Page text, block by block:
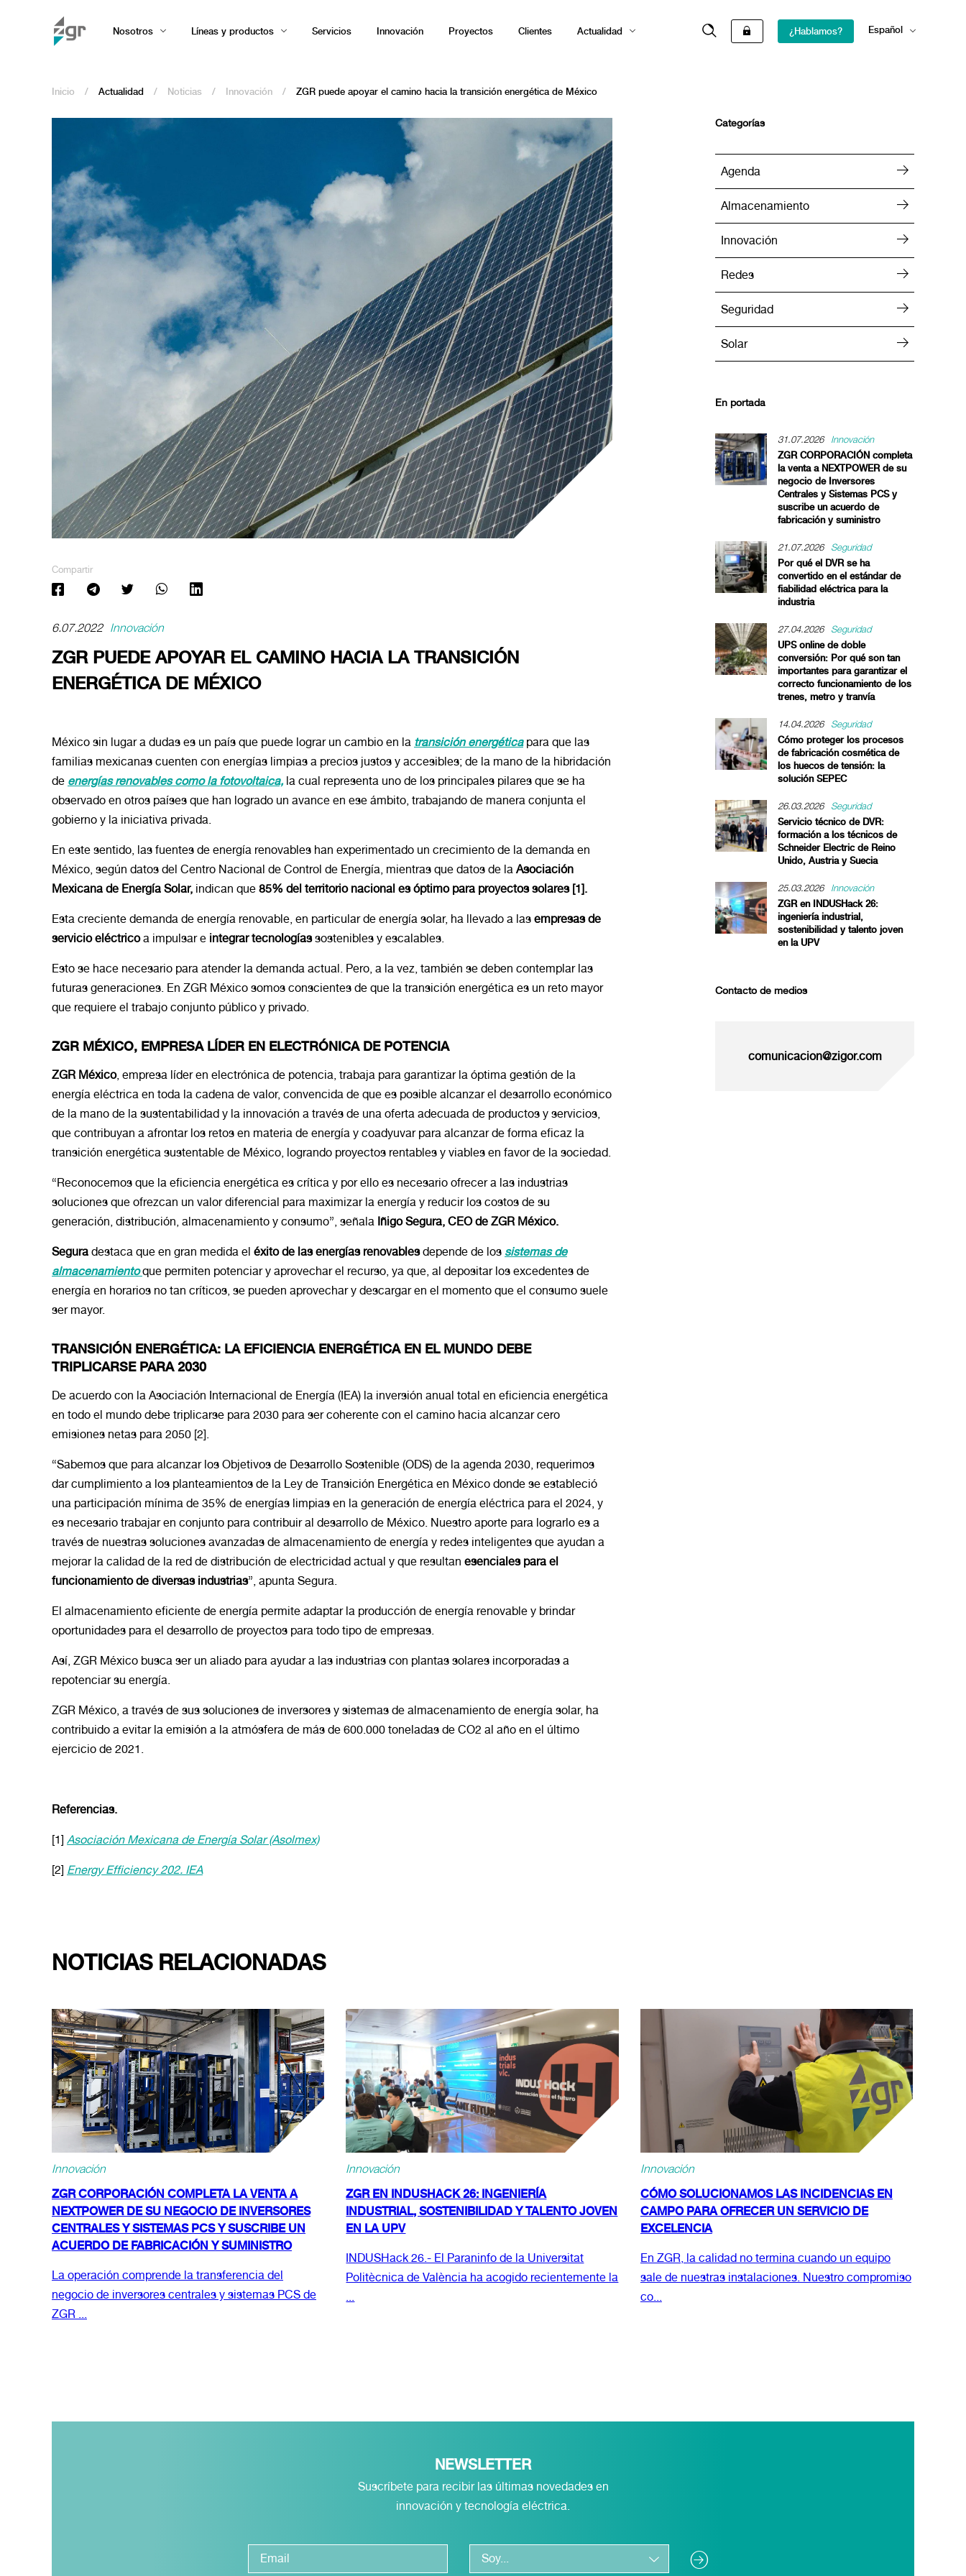
Nosotros Líneas y productos Servicios Innovación Proyectos Clientes Actualidad ¿Hablamos?
Español
Inicio / Actualidad / Noticias / Innovación / ZGR puede apoyar el camino hacia la transición energética de México
Compartir
6.07.2022 Innovación
ZGR PUEDE APOYAR EL CAMINO HACIA LA TRANSICIÓN
ENERGÉTICA DE MÉXICO
México sin lugar a dudas es un país que puede lograr un cambio en la transición energéticapara que las
familias mexicanas cuenten con energías limpias a precios justos y accesibles; de la mano de la hibridación
de energías renovables como la fotovoltaica,la cual representa uno de los principales pilares que se ha
observado en otros países que han logrado un avance en ese ámbito, trabajando de manera conjunta el
gobierno y la iniciativa privada.
En este sentido, las fuentes de energía renovables han experimentado un crecimiento de la demanda en
México, según datos del Centro Nacional de Control de Energía, mientras que datos de la Asociación
Mexicana de Energía Solar, indican que 85% del territorio nacional es óptimo para proyectos solares [1].
Esta creciente demanda de energía renovable, en particular de energía solar, ha llevado a las empresas de
servicio eléctricoa impulsar e integrar tecnologíassostenibles y escalables.
Esto se hace necesario para atender la demanda actual. Pero, a la vez, también se deben contemplar las
futuras generaciones. En ZGR México somos conscientes de que la transición energética es un reto mayor
que requiere el trabajo conjunto público y privado.
ZGR MÉXICO, EMPRESA LÍDER EN ELECTRÓNICA DE POTENCIA
ZGR México, empresa líder en electrónica de potencia, trabaja para garantizar la óptima gestión de la
energía eléctrica en toda la cadena de valor, convencida de que es posible alcanzar el desarrollo económico
de la mano de la sustentabilidad y la innovación a través de una oferta adecuada de productos y servicios,
que contribuyan a afrontar los retos en materia de energía y coadyuvar para alcanzar de forma eficaz la
transición energética sustentable de México, logrando proyectos rentables y viables en favor de la sociedad.
“Reconocemos que la eficiencia energética es crítica y por ello es necesario ofrecer a las industrias
soluciones que ofrezcan un valor diferencial para maximizar la energía y reducir los costos de su
generación, distribución, almacenamiento y consumo”, señala Iñigo Segura, CEO de ZGR México.
Segura destaca que en gran medida el éxito de las energías renovablesdepende de los sistemas de
almacenamiento que permiten potenciar y aprovechar el recurso, ya que, al depositar los excedentes de
energía en horarios no tan críticos, se pueden aprovechar y descargar en el momento que el consumo suele
ser mayor.
TRANSICIÓN ENERGÉTICA: LA EFICIENCIA ENERGÉTICA EN EL MUNDO DEBE
TRIPLICARSE PARA 2030
De acuerdo con la Asociación Internacional de Energía (IEA) la inversión anual total en eficiencia energética
en todo el mundo debe triplicarse para 2030 para ser coherente con el camino hacia alcanzar cero
emisiones netas para 2050 [2].
“Sabemos que para alcanzar los Objetivos de Desarrollo Sostenible (ODS) de la agenda 2030, requerimos
dar cumplimiento a los planteamientos de la Ley de Transición Energética en México donde se estableció
una participación mínima de 35% de energías limpias en la generación de energía eléctrica para el 2024, y
es necesario trabajar en conjunto para contribuir al desarrollo de México. Nuestro aporte para lograrlo es a
través de nuestras soluciones avanzadas de almacenamiento de energía y redes inteligentes que ayudan a
mejorar la calidad de la red de distribución de electricidad actual y que resultan esenciales para el
funcionamiento de diversas industrias”, apunta Segura.
El almacenamiento eficiente de energía permite adaptar la producción de energía renovable y brindar
oportunidades para el desarrollo de proyectos para todo tipo de empresas.
Así, ZGR México busca ser un aliado para ayudar a las industrias con plantas solares incorporadas a
repotenciar su energía.
ZGR México, a través de sus soluciones de inversores y sistemas de almacenamiento de energía solar, ha
contribuido a evitar la emisión a la atmósfera de más de 600.000 toneladas de CO2 al año en el último
ejercicio de 2021.
Referencias.
[1] Asociación Mexicana de Energía Solar (Asolmex)
[2] Energy Efficiency 202. IEA
Categorías
Agenda
Almacenamiento
Innovación
Redes
Seguridad
Solar
En portada
31.07.2026 Innovación
ZGR CORPORACIÓN completa
la venta a NEXTPOWER de su
negocio de Inversores
Centrales y Sistemas PCS y
suscribe un acuerdo de
fabricación y suministro
21.07.2026 Seguridad
Por qué el DVR se ha
convertido en el estándar de
fiabilidad eléctrica para la
industria
27.04.2026 Seguridad
UPS online de doble
conversión: Por qué son tan
importantes para garantizar el
correcto funcionamiento de los
trenes, metro y tranvía
14.04.2026 Seguridad
Cómo proteger los procesos
de fabricación cosmética de
los huecos de tensión: la
solución SEPEC
26.03.2026 Seguridad
Servicio técnico de DVR:
formación a los técnicos de
Schneider Electric de Reino
Unido, Austria y Suecia
25.03.2026 Innovación
ZGR en INDUSHack 26:
ingeniería industrial,
sostenibilidad y talento joven
en la UPV
Contacto de medios
comunicacion@zigor.com
NOTICIAS RELACIONADAS
Innovación
ZGR CORPORACIÓN COMPLETA LA VENTA A
NEXTPOWER DE SU NEGOCIO DE INVERSORES
CENTRALES Y SISTEMAS PCS Y SUSCRIBE UN
ACUERDO DE FABRICACIÓN Y SUMINISTRO
La operación comprende la transferencia del
negocio de inversores centrales y sistemas PCS de
ZGR ...
Innovación
ZGR EN INDUSHACK 26: INGENIERÍA
INDUSTRIAL, SOSTENIBILIDAD Y TALENTO JOVEN
EN LA UPV
INDUSHack 26.- El Paraninfo de la Universitat
Politècnica de València ha acogido recientemente la
Innovación
CÓMO SOLUCIONAMOS LAS INCIDENCIAS EN
CAMPO PARA OFRECER UN SERVICIO DE
EXCELENCIA
En ZGR, la calidad no termina cuando un equipo
sale de nuestras instalaciones. Nuestro compromiso
co...
NEWSLETTER
Suscríbete para recibir las últimas novedades en
innovación y tecnología eléctrica.